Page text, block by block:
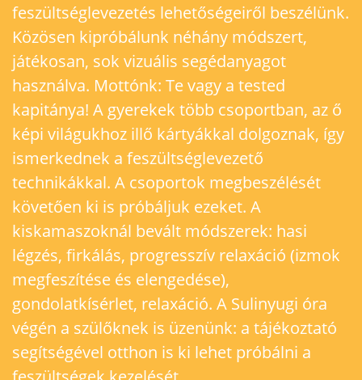
feszültséglevezetés lehetőségeiről beszélünk.
Közösen kipróbálunk néhány módszert,
játékosan, sok vizuális segédanyagot
használva. Mottónk: Te vagy a tested
kapitánya! A gyerekek több csoportban, az ő
képi világukhoz illő kártyákkal dolgoznak, így
ismerkednek a feszültséglevezető
technikákkal. A csoportok megbeszélését
követően ki is próbáljuk ezeket. A
kiskamaszoknál bevált módszerek: hasi
légzés, firkálás, progresszív relaxáció (izmok
megfeszítése és elengedése),
gondolatkísérlet, relaxáció. A Sulinyugi óra
végén a szülőknek is üzenünk: a tájékoztató
segítségével otthon is ki lehet próbálni a